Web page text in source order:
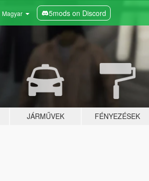
Magyar 5mods on Discord
JÁRMŰVEK FÉNYEZÉSEK